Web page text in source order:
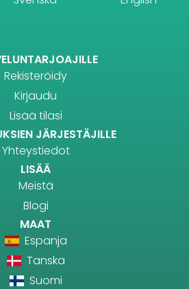
Rekisteröidy
Kirjaudu
Lisää tilasi
JÄRJESTÄJILLE
Yhteystiedot
LISÄÄ
Meistä
Blogi
MAAT
Espanja
Tanska
Suomi